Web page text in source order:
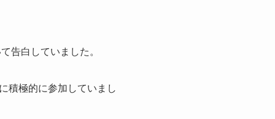
告白していました。
積極的に参加していまし